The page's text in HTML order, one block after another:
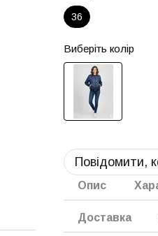
36
Виберіть колір
Повідомити,
Опис
Доставка